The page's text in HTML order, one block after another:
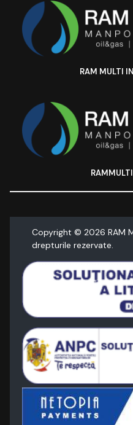
RAM MULTI
Copyright © 2026 RAM
drepturile rezervate.